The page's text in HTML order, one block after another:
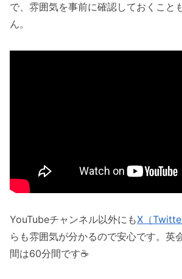
で、雰囲気を事前に確認しておくこと
ん。
YouTubeチャンネル以外にもX（Twitter
らも雰囲気が分かるので安心です。英
間は60分間です☕️